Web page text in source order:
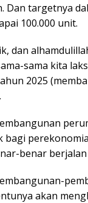
Dan targetnya
100.000 unit.
dan
sama kita
2025
bagi
benar berjalan
akan